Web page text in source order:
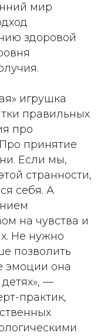
мир
здоровой
игрушка
правильных
про
принятие
Если мы,
странности,
себя. А
на чувства и
Не нужно
позволить
эмоции она
—
практик,